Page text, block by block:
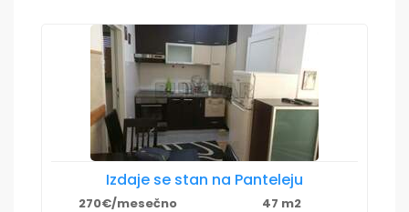
Izdaje se stan na Panteleju
270€/mesečno 47 m2